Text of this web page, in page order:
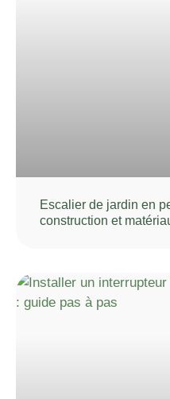
Escalier de jardin en
construction et